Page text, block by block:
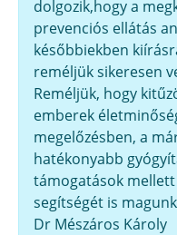
dolgozik,hogy a
prevenciós ellátás
későbbiekben
reméljük sikeresen
Reméljük, hogy
emberek
megelőzésben, a
hatékonyabb
támogatások
segítségét is
Dr Mészáros Károly